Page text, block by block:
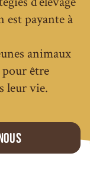
est payante à
animaux
être
leur vie.